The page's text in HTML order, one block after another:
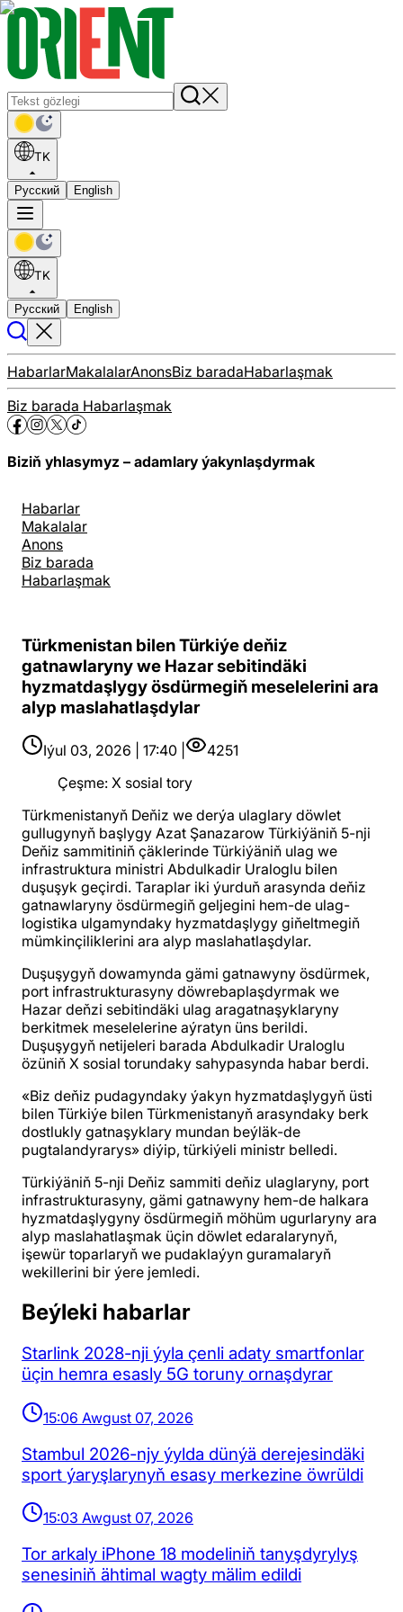
TK
Русский English
TK
Русский English
HabarlarMakalalarAnonsBiz baradaHabarlaşmak
Biz barada Habarlaşmak
Biziň yhlasymyz – adamlary ýakynlaşdyrmak
Habarlar
Makalalar
Anons
Biz barada
Habarlaşmak
Türkmenistan bilen Türkiýe deňiz
gatnawlaryny we Hazar sebitindäki
hyzmatdaşlygy ösdürmegiň meselelerini ara
alyp maslahatlaşdylar
Iýul 03, 2026 | 17:40 |
4251
Çeşme: X sosial tory
Türkmenistanyň Deňiz we derýa ulaglary döwlet
gullugynyň başlygy Azat Şanazarow Türkiýäniň 5-nji
Deňiz sammitiniň çäklerinde Türkiýäniň ulag we
infrastruktura ministri Abdulkadir Uraloglu bilen
duşuşyk geçirdi. Taraplar iki ýurduň arasynda deňiz
gatnawlaryny ösdürmegiň geljegini hem-de ulag-
logistika ulgamyndaky hyzmatdaşlygy giňeltmegiň
mümkinçiliklerini ara alyp maslahatlaşdylar.
Duşuşygyň dowamynda gämi gatnawyny ösdürmek,
port infrastrukturasyny döwrebaplaşdyrmak we
Hazar deňzi sebitindäki ulag aragatnaşyklaryny
berkitmek meselelerine aýratyn üns berildi.
Duşuşygyň netijeleri barada Abdulkadir Uraloglu
özüniň X sosial torundaky sahypasynda habar berdi.
«Biz deňiz pudagyndaky ýakyn hyzmatdaşlygyň üsti
bilen Türkiýe bilen Türkmenistanyň arasyndaky berk
dostlukly gatnaşyklary mundan beýläk-de
pugtalandyrarys» diýip, türkiýeli ministr belledi.
Türkiýäniň 5-nji Deňiz sammiti deňiz ulaglaryny, port
infrastrukturasyny, gämi gatnawyny hem-de halkara
hyzmatdaşlygyny ösdürmegiň möhüm ugurlaryny ara
alyp maslahatlaşmak üçin döwlet edaralarynyň,
işewür toparlaryň we pudaklaýyn guramalaryň
wekillerini bir ýere jemledi.
Beýleki habarlar
Starlink 2028-nji ýyla çenli adaty smartfonlar
üçin hemra esasly 5G toruny ornaşdyrar
15:06 Awgust 07, 2026
Stambul 2026-njy ýylda dünýä derejesindäki
sport ýaryşlarynyň esasy merkezine öwrüldi
15:03 Awgust 07, 2026
Tor arkaly iPhone 18 modeliniň tanyşdyrylyş
senesiniň ähtimal wagty mälim edildi